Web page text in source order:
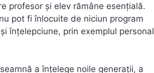
profesor și elev rămâne esențială.
pot fi înlocuite de niciun program
înțelepciune, prin exemplul personal
a înțelege noile generații, a